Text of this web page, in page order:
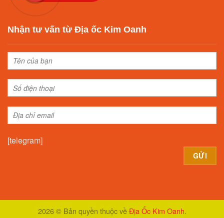
Nhận tư vấn từ Địa ốc Kim Oanh
[telegram]
2026 © Bản quyền thuộc vềĐịa Ốc Kim Oanh.